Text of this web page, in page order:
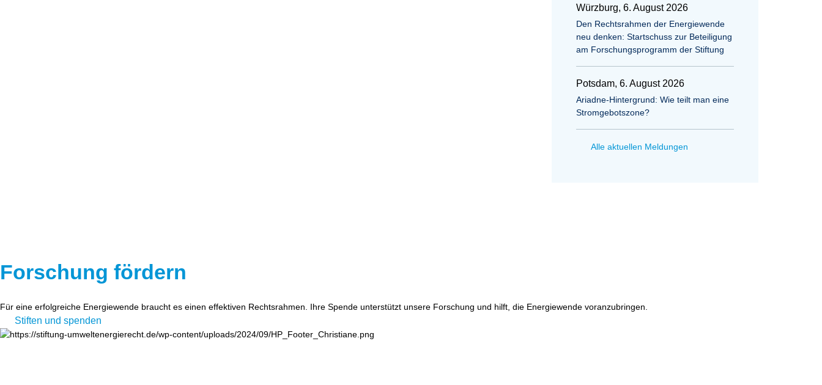
Würzburg, 6. August 2026
Den Rechtsrahmen der Energiewende
neu denken: Startschuss zur Beteiligung
am Forschungsprogramm der Stiftung
Potsdam, 6. August 2026
Ariadne-Hintergrund: Wie teilt man eine
Stromgebotszone?
Alle aktuellen Meldungen
Forschung fördern
Für eine erfolgreiche Energiewende braucht es einen effektiven Rechtsrahmen. Ihre Spende unterstützt unsere Forschung und hilft, die Energiewende voranzubringen.
Stiften und spenden